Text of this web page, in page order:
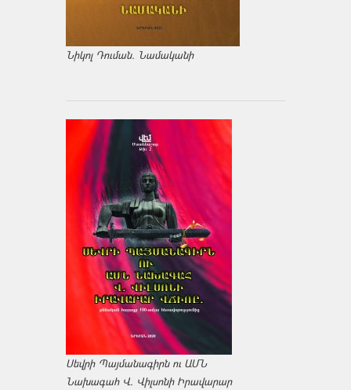
Նիկոլ Դուման. Նամականի
Սեվրի Պայմանագիրն ու ԱՄՆ
Նախագահ Վ. Վիլսոնի Իրավարար